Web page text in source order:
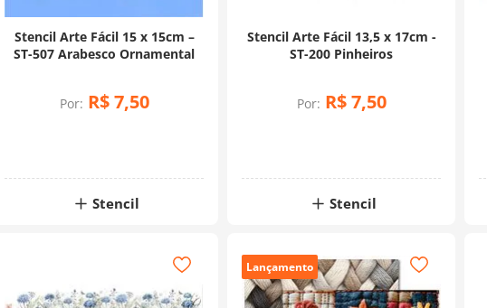
Stencil Arte Fácil 15 x 15cm –
ST-507 Arabesco Ornamental
Por: R$ 7,50
Stencil
Stencil Arte Fácil 13,5 x 17cm -
ST-200 Pinheiros
Por: R$ 7,50
Stencil
Lançamento